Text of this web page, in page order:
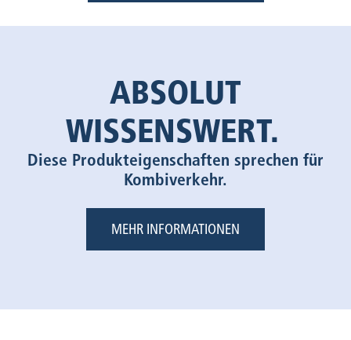
ABSOLUT
WISSENSWERT.
Diese Produkteigenschaften sprechen für
Kombiverkehr.
MEHR INFORMATIONEN